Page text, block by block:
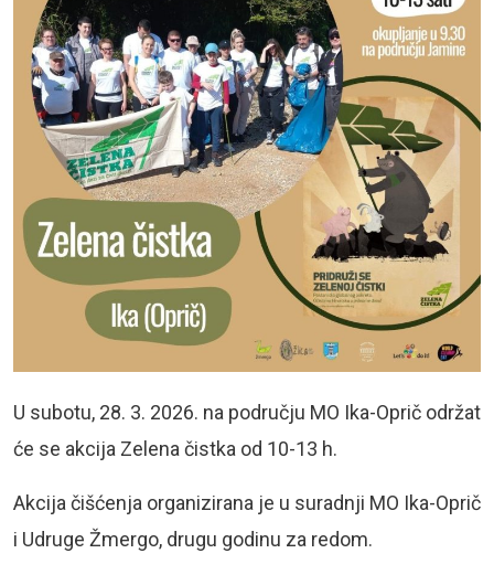
U subotu, 28. 3. 2026. na području MO Ika-Oprič održat
će se akcija Zelena čistka od 10-13 h.
Akcija čišćenja organizirana je u suradnji MO Ika-Oprič
i Udruge Žmergo, drugu godinu za redom.